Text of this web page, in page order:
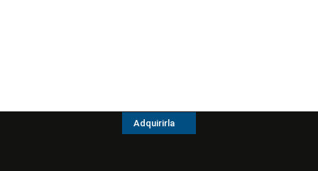
Adquirirla